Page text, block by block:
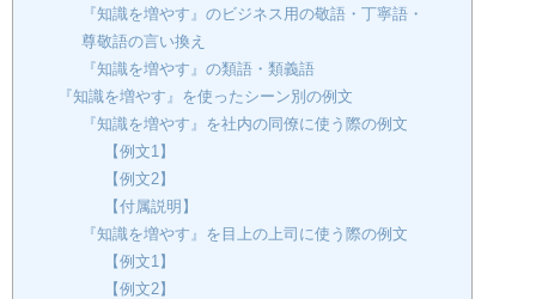
『知識を増やす』のビジネス用の敬語・丁寧語・
尊敬語の言い換え
『知識を増やす』の類語・類義語
『知識を増やす』を使ったシーン別の例文
『知識を増やす』を社内の同僚に使う際の例文
【例文1】
【例文2】
【付属説明】
『知識を増やす』を目上の上司に使う際の例文
【例文1】
【例文2】